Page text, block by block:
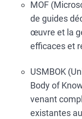
MOF
de guides
œuvre et la
efficaces et
USMBOK
Body of
venant
existantes